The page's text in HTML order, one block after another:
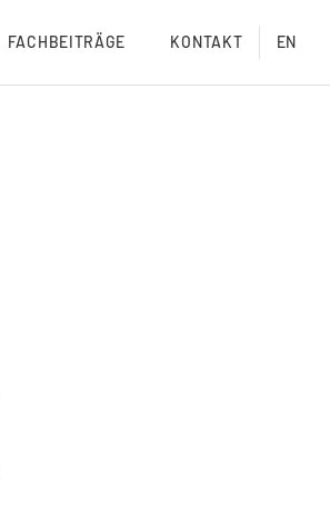
FACHBEITRÄGE KONTAKT EN